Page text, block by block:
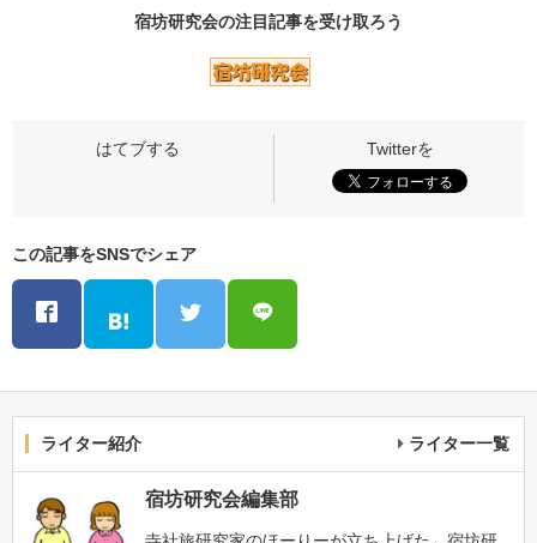
宿坊研究会の注目記事を受け取ろう
この記事をSNSでシェア
ライター紹介 ライター一覧
宿坊研究会編集部